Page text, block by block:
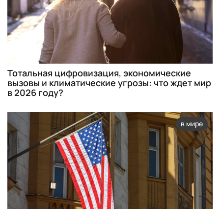
Тотальная цифровизация, экономические
вызовы и климатические угрозы: что ждет мир
в 2026 году?
в мире